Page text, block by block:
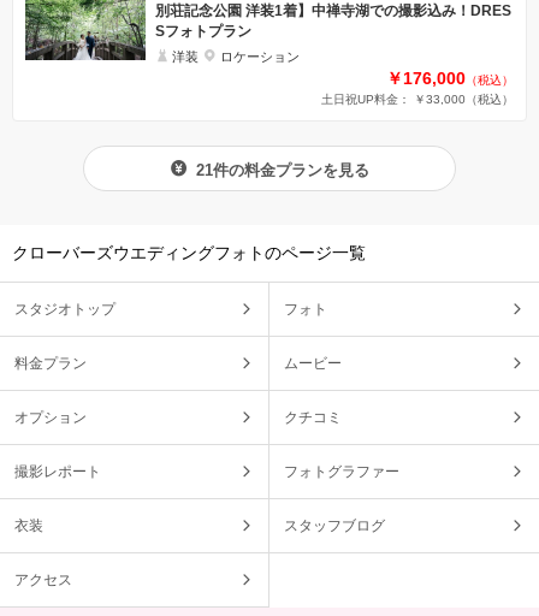
別荘記念公園 洋装1着】中禅寺湖での撮影込み！DRES
Sフォトプラン
洋装 ロケーション
￥176,000 （税込）
土日祝UP料金： ￥33,000 （税込）
21件の料金プランを見る
クローバーズウエディングフォトのページ一覧
スタジオトップ フォト
料金プラン ムービー
オプション クチコミ
撮影レポート フォトグラファー
衣装 スタッフブログ
アクセス